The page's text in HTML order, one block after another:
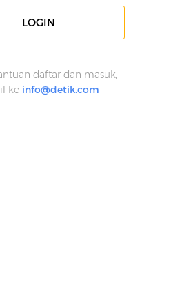
LOGIN
daftar dan masuk,
ke info@detik.com